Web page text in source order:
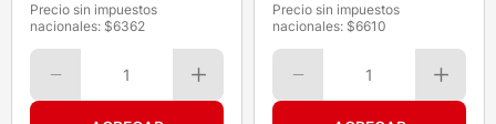
Precio sin impuestos
nacionales: $6362
1
Precio sin impuestos
nacionales: $6610
1